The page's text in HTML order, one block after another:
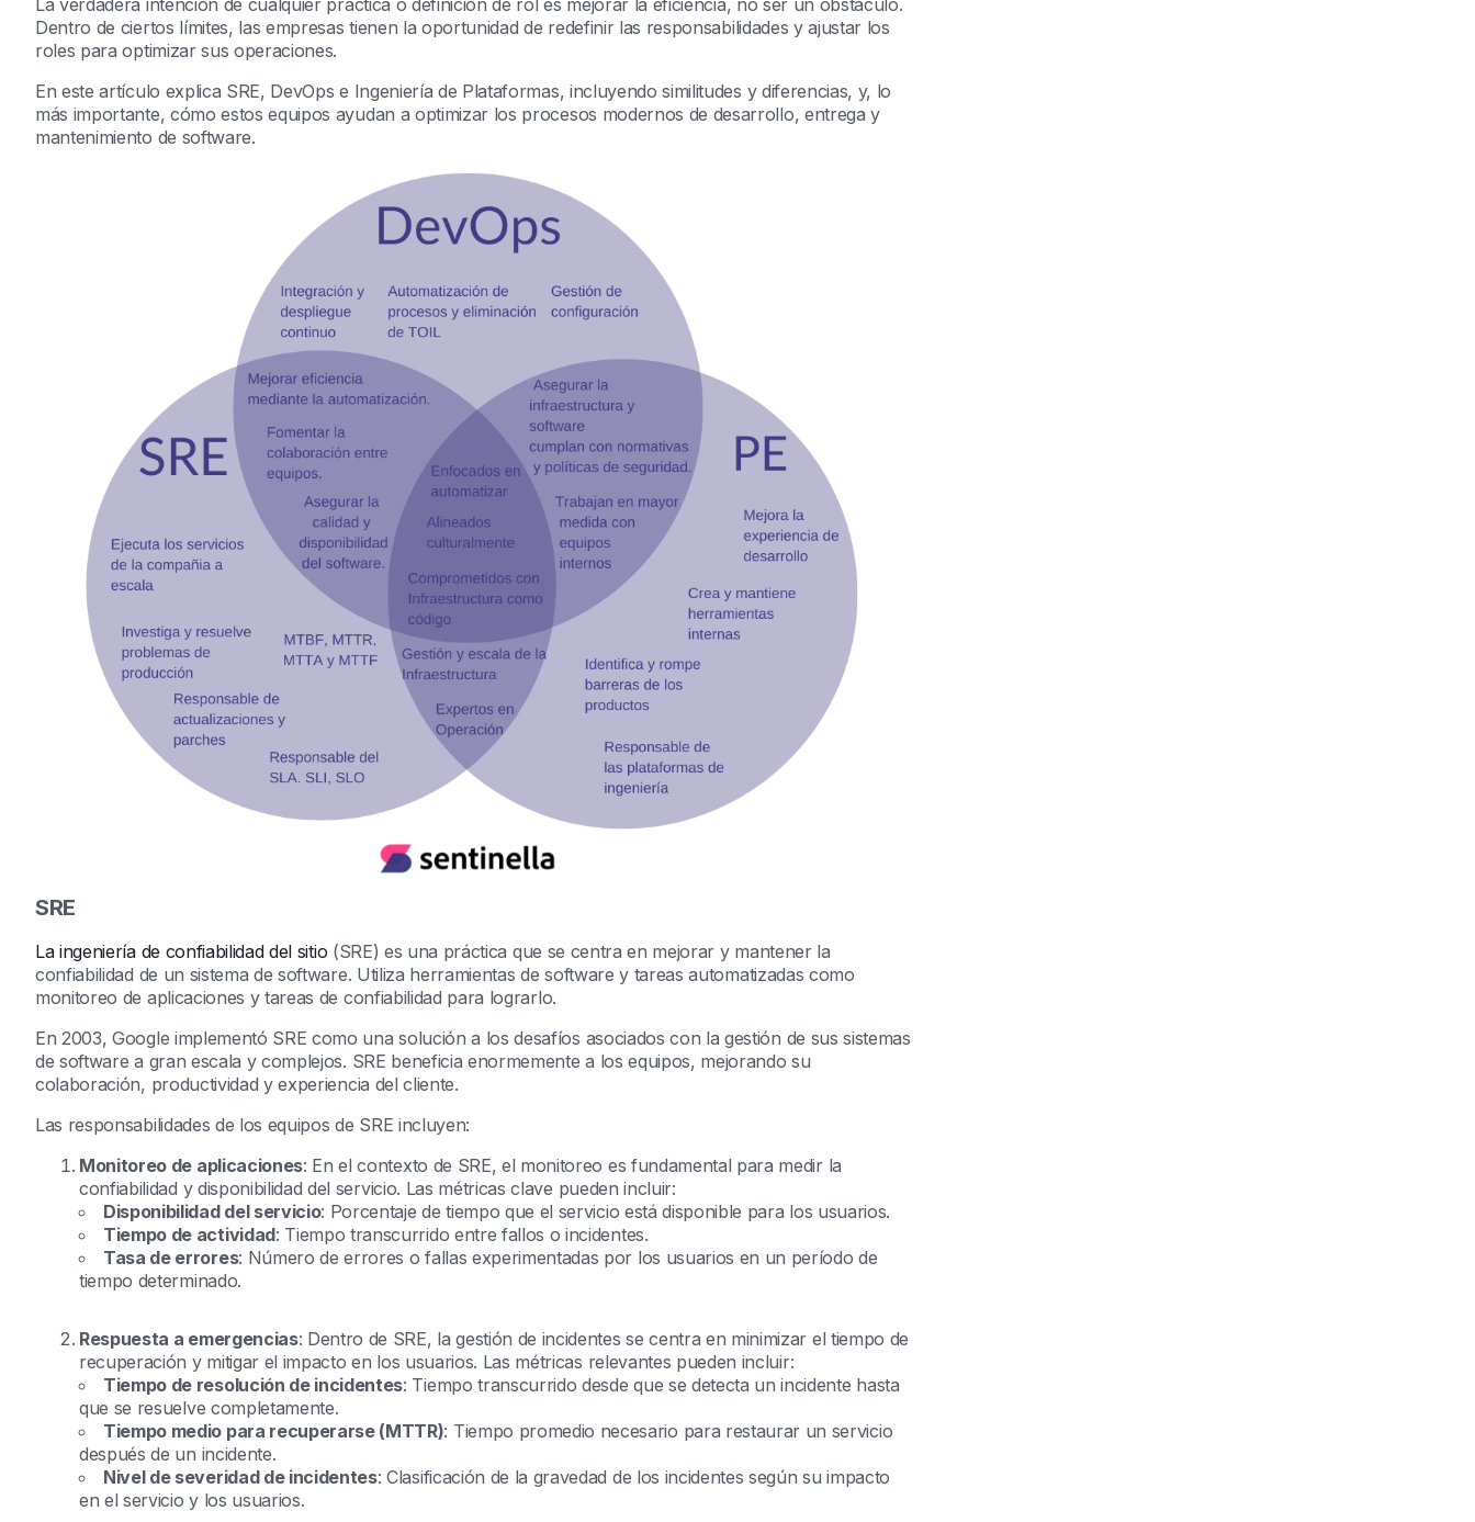
La verdadera intención de cualquier práctica o definición de rol es mejorar la eficiencia, no ser un obstáculo.
Dentro de ciertos límites, las empresas tienen la oportunidad de redefinir las responsabilidades y ajustar los
roles para optimizar sus operaciones.
En este artículo explica SRE, DevOps e Ingeniería de Plataformas, incluyendo similitudes y diferencias, y, lo
más importante, cómo estos equipos ayudan a optimizar los procesos modernos de desarrollo, entrega y
mantenimiento de software.
SRE
La ingeniería de confiabilidad del sitio (SRE) es una práctica que se centra en mejorar y mantener la
confiabilidad de un sistema de software. Utiliza herramientas de software y tareas automatizadas como
monitoreo de aplicaciones y tareas de confiabilidad para lograrlo.
En 2003, Google implementó SRE como una solución a los desafíos asociados con la gestión de sus sistemas
de software a gran escala y complejos. SRE beneficia enormemente a los equipos, mejorando su
colaboración, productividad y experiencia del cliente.
Las responsabilidades de los equipos de SRE incluyen:
Monitoreo de aplicaciones: En el contexto de SRE, el monitoreo es fundamental para medir la
confiabilidad y disponibilidad del servicio. Las métricas clave pueden incluir:
Disponibilidad del servicio: Porcentaje de tiempo que el servicio está disponible para los usuarios.
Tiempo de actividad: Tiempo transcurrido entre fallos o incidentes.
Tasa de errores: Número de errores o fallas experimentadas por los usuarios en un período de
tiempo determinado.
Respuesta a emergencias: Dentro de SRE, la gestión de incidentes se centra en minimizar el tiempo de
recuperación y mitigar el impacto en los usuarios. Las métricas relevantes pueden incluir:
Tiempo de resolución de incidentes: Tiempo transcurrido desde que se detecta un incidente hasta
que se resuelve completamente.
Tiempo medio para recuperarse (MTTR): Tiempo promedio necesario para restaurar un servicio
después de un incidente.
Nivel de severidad de incidentes: Clasificación de la gravedad de los incidentes según su impacto
en el servicio y los usuarios.